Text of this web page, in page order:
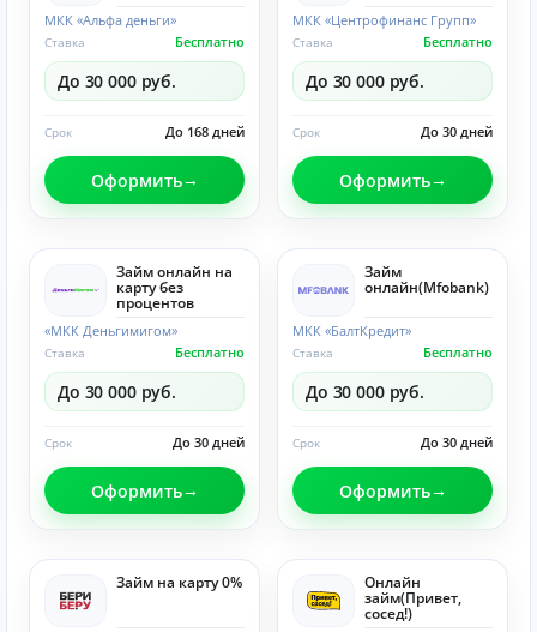
МКК «Альфа деньги»
Бесплатно
Ставка
До 30 000 руб.
До 168 дней
Срок
Оформить
МКК «Центрофинанс Групп»
Бесплатно
Ставка
До 30 000 руб.
До 30 дней
Срок
Оформить
Займ онлайн на
карту без
процентов
«МКК Деньгимигом»
Бесплатно
Ставка
До 30 000 руб.
До 30 дней
Срок
Оформить
Займ
онлайн(Mfobank)
МКК «БалтКредит»
Бесплатно
Ставка
До 30 000 руб.
До 30 дней
Срок
Оформить
Займ на карту 0% Онлайн
займ(Привет,
сосед!)